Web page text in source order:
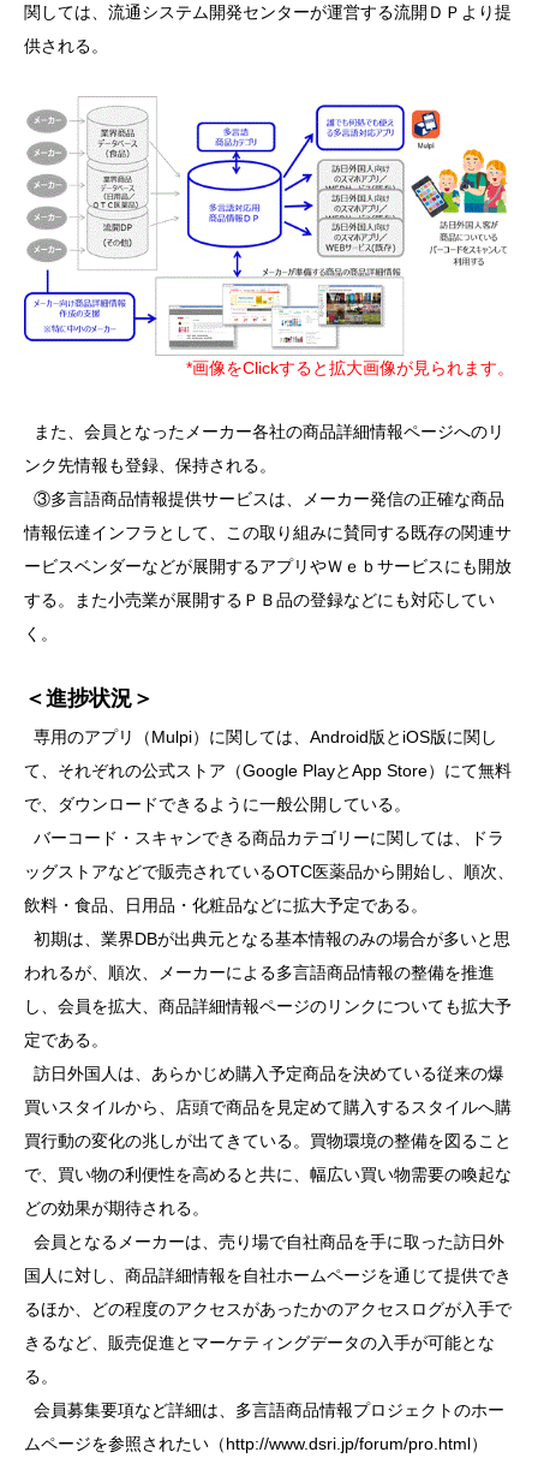
関しては、流通システム開発センターが運営する流開ＤＰより提
供される。
*画像をClickすると拡大画像が見られます。
また、会員となったメーカー各社の商品詳細情報ページへのリ
ンク先情報も登録、保持される。
③多言語商品情報提供サービスは、メーカー発信の正確な商品
情報伝達インフラとして、この取り組みに賛同する既存の関連サ
ービスベンダーなどが展開するアプリやＷｅｂサービスにも開放
する。また小売業が展開するＰＢ品の登録などにも対応してい
く。
＜進捗状況＞
専用のアプリ（Mulpi）に関しては、Android版とiOS版に関し
て、それぞれの公式ストア（Google PlayとApp Store）にて無料
で、ダウンロードできるように一般公開している。
バーコード・スキャンできる商品カテゴリーに関しては、ドラ
ッグストアなどで販売されているOTC医薬品から開始し、順次、
飲料・食品、日用品・化粧品などに拡大予定である。
初期は、業界DBが出典元となる基本情報のみの場合が多いと思
われるが、順次、メーカーによる多言語商品情報の整備を推進
し、会員を拡大、商品詳細情報ページのリンクについても拡大予
定である。
訪日外国人は、あらかじめ購入予定商品を決めている従来の爆
買いスタイルから、店頭で商品を見定めて購入するスタイルへ購
買行動の変化の兆しが出てきている。買物環境の整備を図ること
で、買い物の利便性を高めると共に、幅広い買い物需要の喚起な
どの効果が期待される。
会員となるメーカーは、売り場で自社商品を手に取った訪日外
国人に対し、商品詳細情報を自社ホームページを通じて提供でき
るほか、どの程度のアクセスがあったかのアクセスログが入手で
きるなど、販売促進とマーケティングデータの入手が可能とな
る。
会員募集要項など詳細は、多言語商品情報プロジェクトのホー
ムページを参照されたい（http://www.dsri.jp/forum/pro.html）